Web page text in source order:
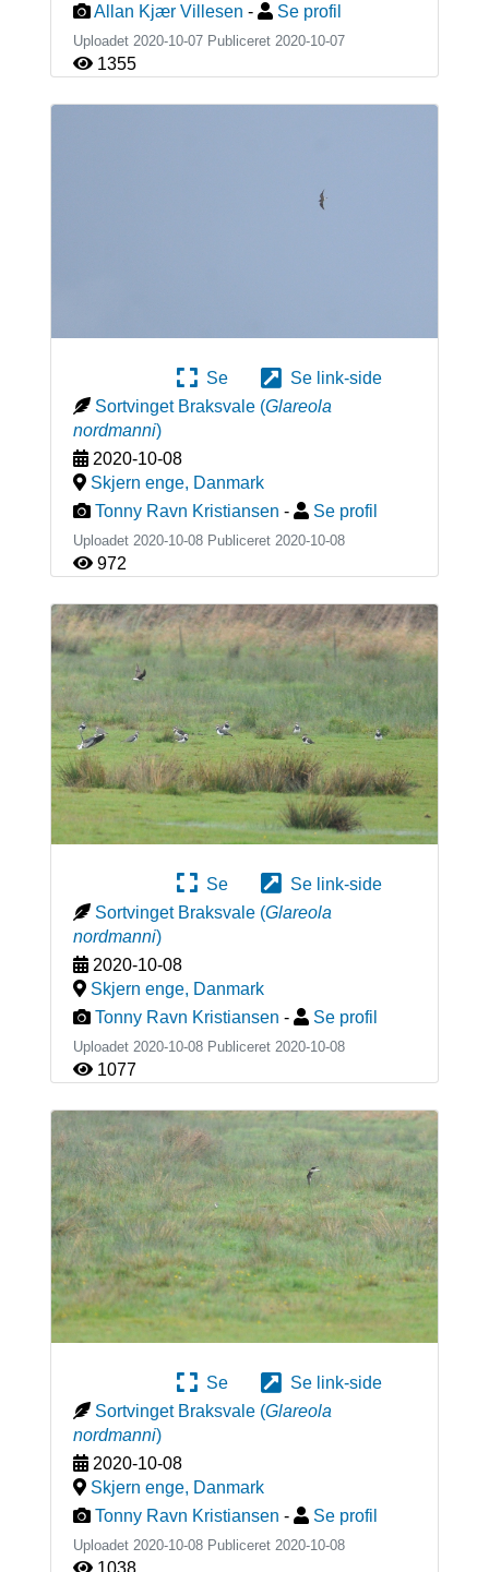
Allan Kjær Villesen - Se profil
Uploadet 2020-10-07 Publiceret 2020-10-07
1355
Se
Se link-side
Sortvinget Braksvale (Glareola
nordmanni)
2020-10-08
Skjern enge, Danmark
Tonny Ravn Kristiansen - Se profil
Uploadet 2020-10-08 Publiceret 2020-10-08
972
Se
Se link-side
Sortvinget Braksvale (Glareola
nordmanni)
2020-10-08
Skjern enge, Danmark
Tonny Ravn Kristiansen - Se profil
Uploadet 2020-10-08 Publiceret 2020-10-08
1077
Se
Se link-side
Sortvinget Braksvale (Glareola
nordmanni)
2020-10-08
Skjern enge, Danmark
Tonny Ravn Kristiansen - Se profil
Uploadet 2020-10-08 Publiceret 2020-10-08